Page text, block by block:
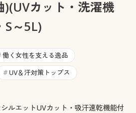
わせ
)(UVカット・洗濯機
S～5L)
働く女性を支える逸品
# UV＆汗対策トップス
ルエットUVカット・吸汗速乾機能付